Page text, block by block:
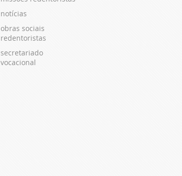
notícias
obras sociais
redentoristas
secretariado
vocacional